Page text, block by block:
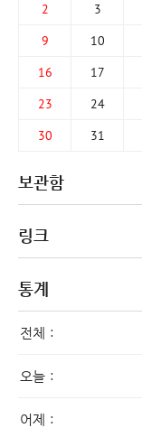
2
3
9
10
16
17
23
24
30
31
보관함
링크
통계
전체 :
오늘 :
어제 :